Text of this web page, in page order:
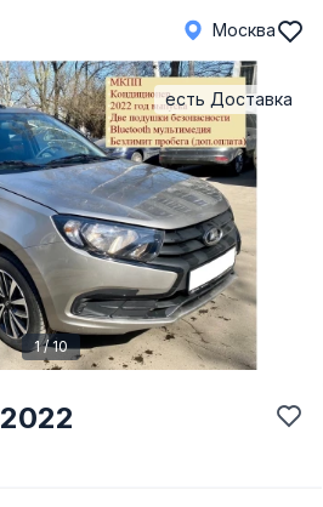
Москва
1 / 10
есть Доставка
2022